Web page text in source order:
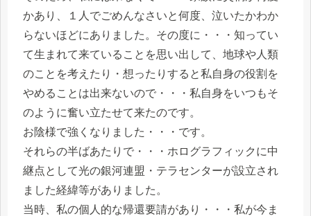
かあり、１人でごめんなさいと何度、泣いたかわか
らないほどにありました。その度に・・・知ってい
て生まれて来ていることを思い出して、地球や人類
のことを考えたり・想ったりすると私自身の役割を
やめることは出来ないので・・・私自身をいつもそ
のように奮い立たせて来たのです。
お陰様で強くなりました・・・です。
それらの半ばあたりで・・・ホログラフィックに中
継点として光の銀河連盟・テラセンターが設立され
ました経緯等がありました。
当時、私の個人的な帰還要請があり・・・私が今ま